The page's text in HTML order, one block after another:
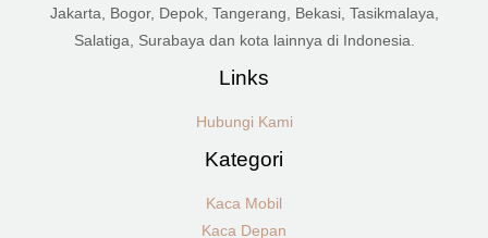
Jakarta, Bogor, Depok, Tangerang, Bekasi, Tasikmalaya,
Salatiga, Surabaya dan kota lainnya di Indonesia.
Links
Hubungi Kami
Kategori
Kaca Mobil
Kaca Depan